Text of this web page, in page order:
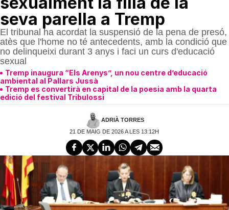
seva parella a Tremp
El tribunal ha acordat la suspensió de la pena de presó,
atès que l'home no té antecedents, amb la condició que
no delinqueixi durant 3 anys i faci un curs d'educació
sexual
Tremp inaugura “Els Arenys”, un nou centre d’educació
ambiental al Pallars Jussà
Tremp es convertirà en capital de la poesia amb la quarta
edició del festival Tribulossi
ADRIÀ TORRES
21 DE MAIG DE 2026 A LES 13:12H